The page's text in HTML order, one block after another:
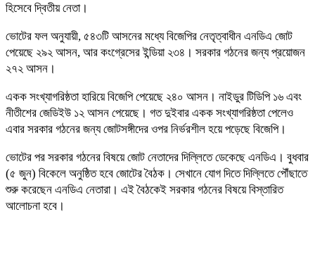
হিসেবে দ্বিতীয় নেতা।
ভোটের ফল অনুযায়ী, ৫৪৩টি আসনের মধ্যে বিজেপির নেতৃত্বাধীন এনডিএ জোট
পেয়েছে ২৯২ আসন, আর কংগ্রেসের ইন্ডিয়া ২৩৪। সরকার গঠনের জন্য প্রয়োজন
২৭২ আসন।
একক সংখ্যাগরিষ্ঠতা হারিয়ে বিজেপি পেয়েছে ২৪০ আসন। নাইডুর টিডিপি ১৬ এবং
নীতীশের জেডিইউ ১২ আসন পেয়েছে। গত দুইবার একক সংখ্যাগরিষ্ঠতা পেলেও
এবার সরকার গঠনের জন্য জোটসঙ্গীদের ওপর নির্ভরশীল হয়ে পড়েছে বিজেপি।
ভোটের পর সরকার গঠনের বিষয়ে জোট নেতাদের দিল্লিতে ডেকেছে এনডিএ। বুধবার
(৫ জুন) বিকেলে অনুষ্ঠিত হবে জোটের বৈঠক। সেখানে যোগ দিতে দিল্লিতে পৌঁছাতে
শুরু করেছেন এনডিএ নেতারা। এই বৈঠকেই সরকার গঠনের বিষয়ে বিস্তারিত
আলোচনা হবে।